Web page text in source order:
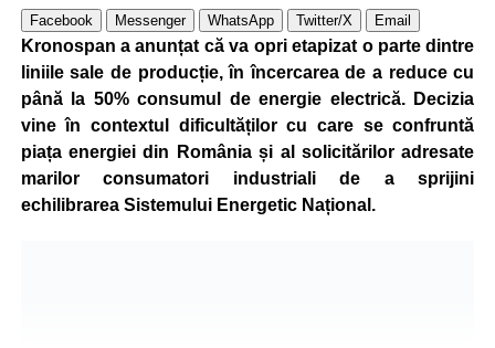
Facebook Messenger WhatsApp Twitter/X Email
Kronospan a anunțat că va opri etapizat o parte dintre
liniile sale de producție, în încercarea de a reduce cu
până la 50% consumul de energie electrică. Decizia
vine în contextul dificultăților cu care se confruntă
piața energiei din România și al solicitărilor adresate
marilor consumatori industriali de a sprijini
echilibrarea Sistemului Energetic Național.